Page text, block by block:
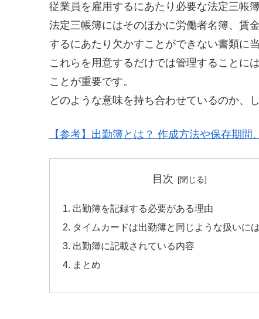
従業員を雇用するにあたり必要な法定三帳
法定三帳簿にはそのほかに労働者名簿、賃
するにあたり欠かすことができない書類に当
これらを用意するだけでは管理することに
ことが重要です。
どのような意味を持ち合わせているのか、
【参考】出勤簿とは？ 作成方法や保存期間
目次
出勤簿を記録する必要がある理由
タイムカードは出勤簿と同じような扱いに
出勤簿に記載されている内容
まとめ